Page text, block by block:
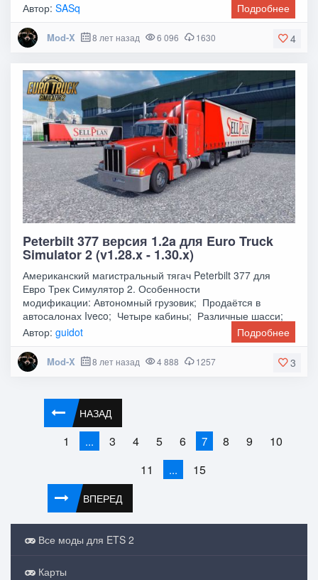
Автор:SASq Подробнее
4
Mod-X 8 лет назад 6 096 1630
Peterbilt 377 версия 1.2a для Euro Truck
Simulator 2 (v1.28.x - 1.30.x)
Американский магистральный тягач Peterbilt 377 для
Евро Трек Симулятор 2. Особенности
модификации: Автономный грузовик; Продаётся в
автосалонах Iveco; Четыре кабины; Различные шасси;
Различные
Автор:guidot Подробнее
3
Mod-X 8 лет назад 4 888 1257
НАЗАД
1 ... 3 4 5 6 7 8 9
10
11
... 15
ВПЕРЕД
Все моды для ETS 2
Карты